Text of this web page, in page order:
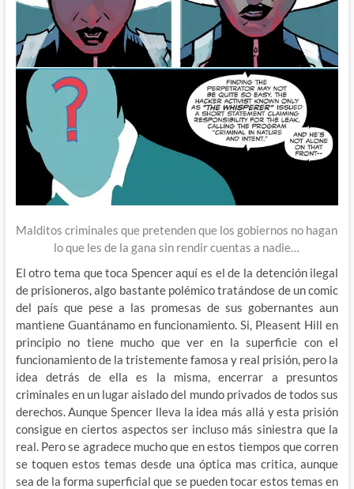
Malditos criminales que pretenden que los gobiernos no hagan
lo que les de la gana sin rendir cuentas a nadie…
El otro tema que toca Spencer aquí es el de la detención ilegal
de prisioneros, algo bastante polémico tratándose de un comic
del país que pese a las promesas de sus gobernantes aun
mantiene Guantánamo en funcionamiento. Si, Pleasent Hill en
principio no tiene mucho que ver en la superficie con el
funcionamiento de la tristemente famosa y real prisión, pero la
idea detrás de ella es la misma, encerrar a presuntos
criminales en un lugar aislado del mundo privados de todos sus
derechos. Aunque Spencer lleva la idea más allá y esta prisión
consigue en ciertos aspectos ser incluso más siniestra que la
real. Pero se agradece mucho que en estos tiempos que corren
se toquen estos temas desde una óptica mas critica, aunque
sea de la forma superficial que se pueden tocar estos temas en